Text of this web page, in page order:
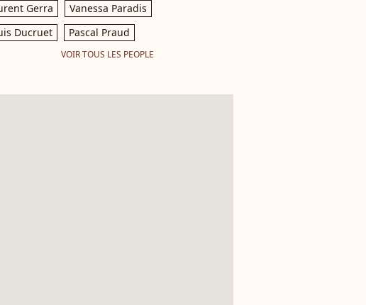
Gerra
Vanessa Paradis
Ducruet
Pascal Praud
VOIR TOUS LES PEOPLE